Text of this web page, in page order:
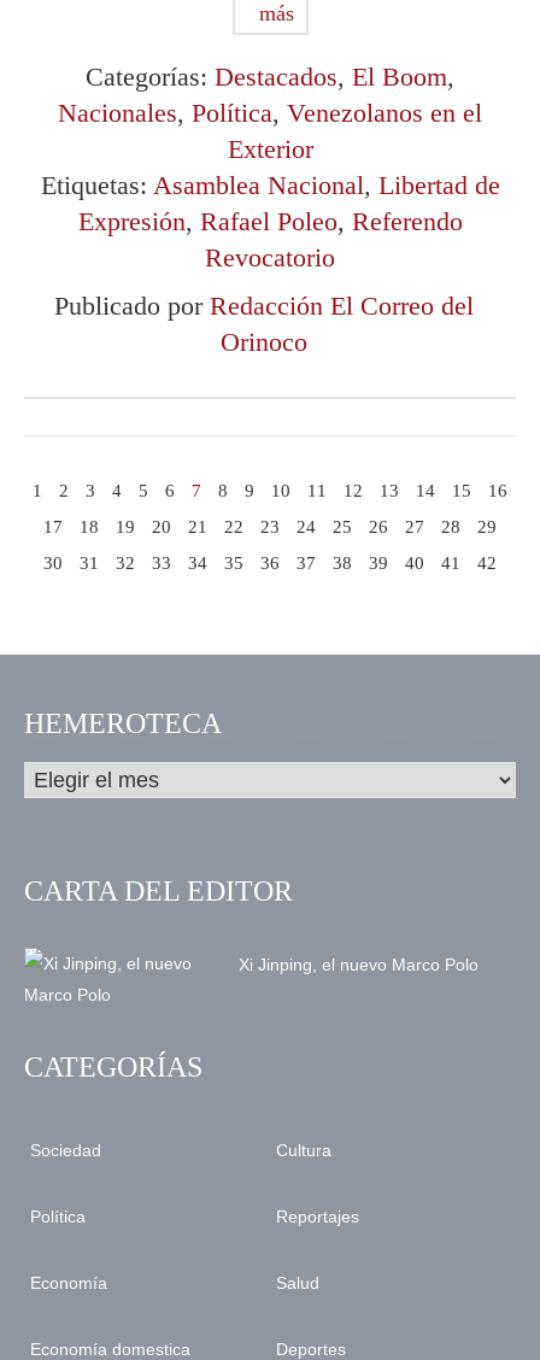
más
Categorías: Destacados, El Boom,
Nacionales, Política, Venezolanos en el
Exterior
Etiquetas: Asamblea Nacional, Libertad de
Expresión, Rafael Poleo, Referendo
Revocatorio
Publicado por Redacción El Correo del
Orinoco
1 2 3 4 5 6 7 8 9 10 11 12 13 14 15
16
17
18 19 20 21 22 23 24 25 26 27 28
29
30
31 32 33 34 35 36 37 38 39 40 41 42
HEMEROTECA
CARTA DEL EDITOR
Xi Jinping, el nuevo Marco Polo
CATEGORÍAS
Sociedad
Política
Economía
Economía domestica
Cultura
Reportajes
Salud
Deportes